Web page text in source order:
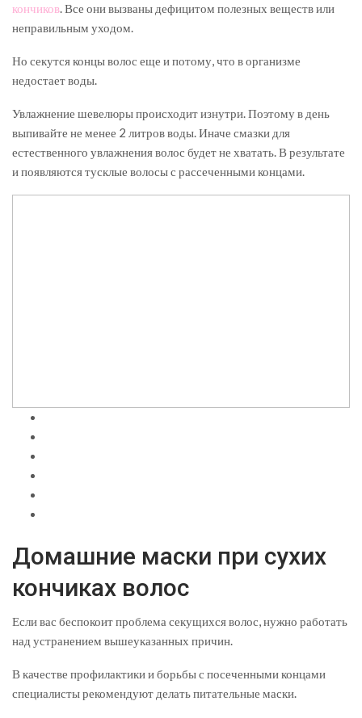
кончиков. Все они вызваны дефицитом полезных веществ или
неправильным уходом.
Но секутся концы волос еще и потому, что в организме
недостает воды.
Увлажнение шевелюры происходит изнутри. Поэтому в день
выпивайте не менее 2 литров воды. Иначе смазки для
естественного увлажнения волос будет не хватать. В результате
и появляются тусклые волосы с рассеченными концами.
Домашние маски при сухих
кончиках волос
Если вас беспокоит проблема секущихся волос, нужно работать
над устранением вышеуказанных причин.
В качестве профилактики и борьбы с посеченными концами
специалисты рекомендуют делать питательные маски.